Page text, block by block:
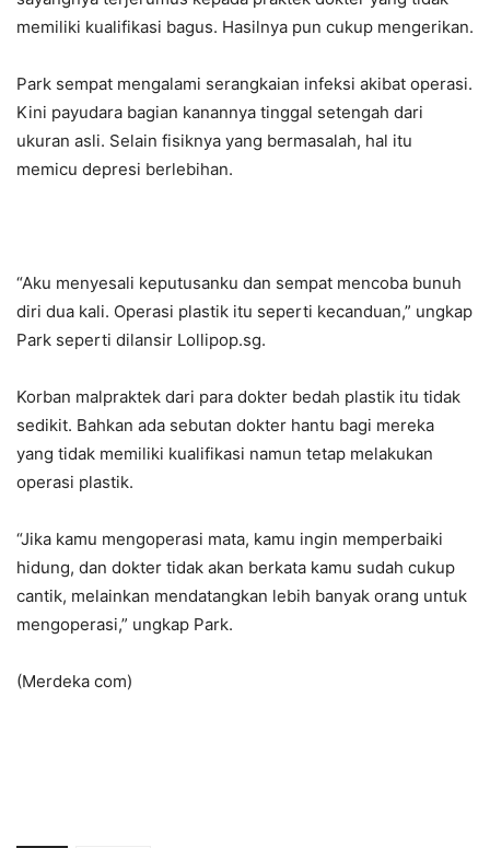
memiliki kualifikasi bagus. Hasilnya pun cukup mengerikan.
Park sempat mengalami serangkaian infeksi akibat operasi.
Kini payudara bagian kanannya tinggal setengah dari
ukuran asli. Selain fisiknya yang bermasalah, hal itu
memicu depresi berlebihan.
“Aku menyesali keputusanku dan sempat mencoba bunuh
diri dua kali. Operasi plastik itu seperti kecanduan,” ungkap
Park seperti dilansir Lollipop.sg.
Korban malpraktek dari para dokter bedah plastik itu tidak
sedikit. Bahkan ada sebutan dokter hantu bagi mereka
yang tidak memiliki kualifikasi namun tetap melakukan
operasi plastik.
“Jika kamu mengoperasi mata, kamu ingin memperbaiki
hidung, dan dokter tidak akan berkata kamu sudah cukup
cantik, melainkan mendatangkan lebih banyak orang untuk
mengoperasi,” ungkap Park.
(Merdeka com)